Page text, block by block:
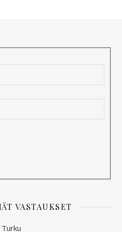
VASTAUKSET